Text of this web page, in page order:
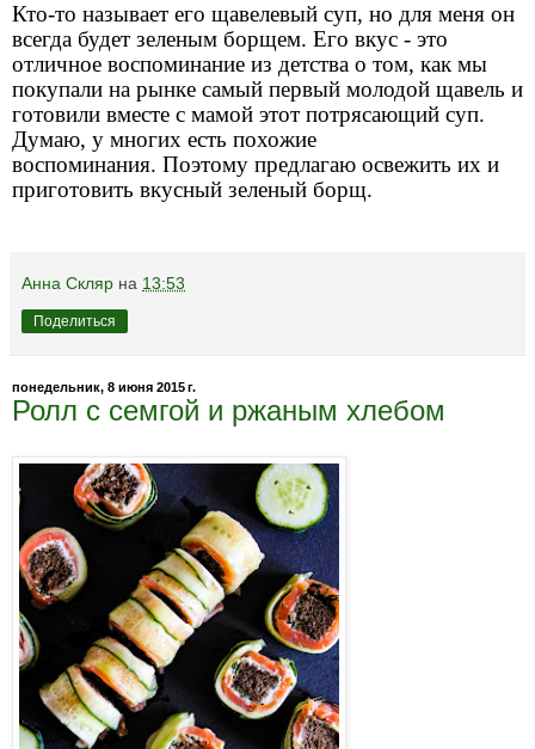
Кто-то называет его щавелевый суп, но для меня он
всегда будет зеленым борщем. Его вкус - это
отличное воспоминание из детства о том, как мы
покупали на рынке самый первый молодой щавель и
готовили вместе с мамой этот потрясающий суп.
Думаю, у многих есть похожие
воспоминания. Поэтому предлагаю освежить их и
приготовить вкусный зеленый борщ.
Анна Скляр на 13:53
Поделиться
понедельник, 8 июня 2015 г.
Ролл с семгой и ржаным хлебом